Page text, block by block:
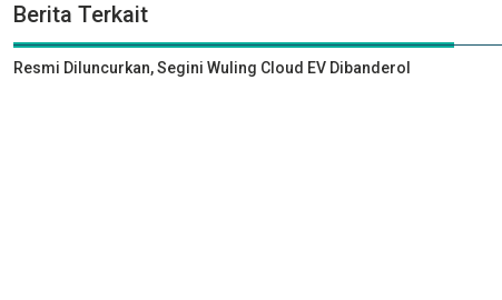
Berita Terkait
Resmi Diluncurkan, Segini Wuling Cloud EV Dibanderol